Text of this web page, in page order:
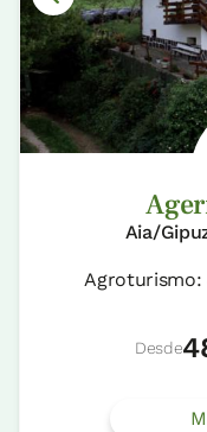
Aia/
Agroturismo:
Desde